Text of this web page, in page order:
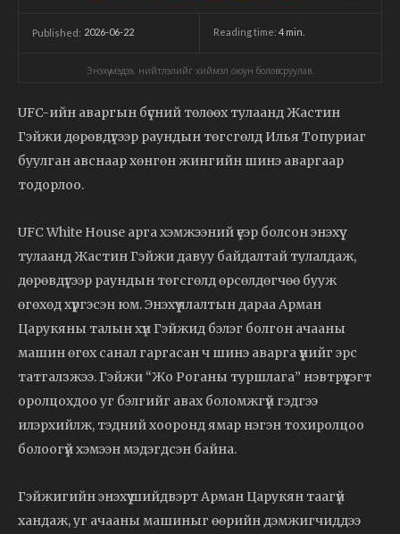
Published: 2026-06-22 Reading time: 4 min.
Энэхүү мэдээ, нийтлэлийг хиймэл оюун боловсруулав.
UFC-ийн аваргын бүсний төлөөх тулаанд Жастин
Гэйжи дөрөвдүгээр раундын төгсгөлд Илья Топуриаг
буулган авснаар хөнгөн жингийн шинэ аваргаар
тодорлоо.
UFC White House арга хэмжээний үеэр болсон энэхүү
тулаанд Жастин Гэйжи давуу байдалтай тулалдаж,
дөрөвдүгээр раундын төгсгөлд өрсөлдөгчөө бууж
өгөхөд хүргэсэн юм. Энэхүү ялалтын дараа Арман
Царукяны талын хүн Гэйжид бэлэг болгон ачааны
машин өгөх санал гаргасан ч шинэ аварга үүнийг эрс
татгалзжээ. Гэйжи “Жо Роганы туршлага” нэвтрүүлэгт
оролцохдоо уг бэлгийг авах боломжгүй гэдгээ
илэрхийлж, тэдний хооронд ямар нэгэн тохиролцоо
болоогүй хэмээн мэдэгдсэн байна.
Гэйжигийн энэхүү шийдвэрт Арман Царукян таагүй
хандаж, уг ачааны машиныг өөрийн дэмжигчиддээ